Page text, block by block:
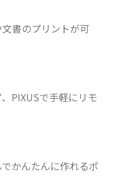
書のプリントが可
PIXUSで手軽にリモ
かんたんに作れるポ